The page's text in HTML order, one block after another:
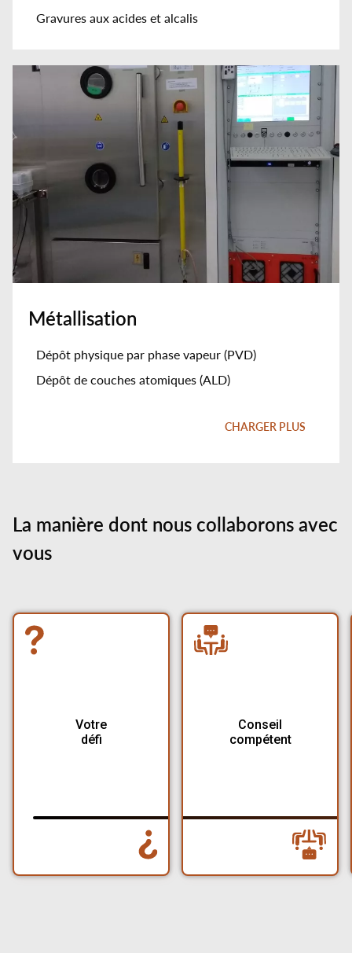
Gravures aux acides et alcalis
Métallisation
Dépôt physique par phase vapeur (PVD)
Dépôt de couches atomiques (ALD)
CHARGER PLUS
La manière dont nous collaborons avec
vous
Votre
défi
Conseil
compétent